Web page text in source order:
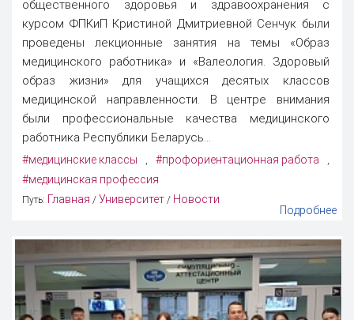
общественного здоровья и здравоохранения с
курсом ФПКиП Кристиной Дмитриевной Сенчук были
проведены лекционные занятия на темы «Образ
медицинского работника» и «Валеология. Здоровый
образ жизни» для учащихся десятых классов
медицинской направленности. В центре внимания
были профессиональные качества медицинского
работника Республики Беларусь...
#медицинские классы , #профориентационная работа ,
#медицинская профессия
Путь: Главная / Университет / Новости
Подробнее